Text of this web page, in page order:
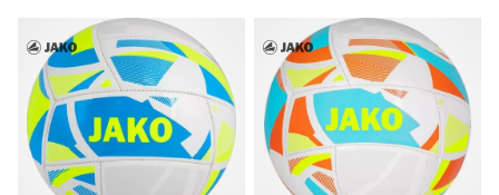
2025
sa
službenim
dresovima
kopačkama